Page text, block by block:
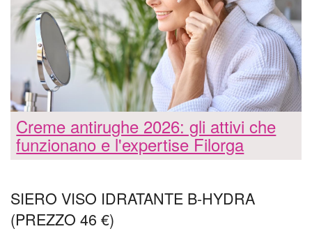
Creme antirughe 2026: gli attivi che
funzionano e l'expertise Filorga
SIERO VISO IDRATANTE B-HYDRA
(PREZZO 46 €)